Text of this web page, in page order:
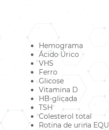
Hemograma
Ácido Úrico
VHS
Ferro
Glicose
Vitamina D
HB-glicada
TSH
Colesterol total
Rotina de urina EQU